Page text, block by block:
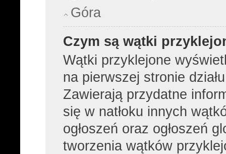
Góra
Czym są wątki
Wątki przyklejone
na pierwszej stronie
Zawierają przydatne
się w natłoku innych
ogłoszeń oraz ogłoszeń
tworzenia wątków